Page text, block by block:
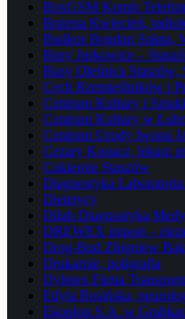
BoxGSM Komis
Bożena Kwiecień,
Budkor Bogdan Sałata,
Busy Jurkowice –
Busy Oleśnica Staszów,
Cech Rzemieślników i
Centrum Kultury i Sztuki
Centrum Kultury w
Centrum Urody Iwona
Cezary Kopacz, lekarz
Cukiernie Staszów
Diagnostyka
Dietetycy
Dilab Diagnostyka
DREWEX import –
Drog-Bud Zbigniew
Drukarnie, poligrafia
Dylmex Firma
Edyta Rosińska,
Ekoplon S.A. w